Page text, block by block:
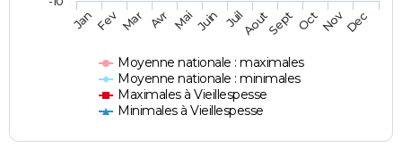
Moyenne nationale : maximales
Moyenne nationale : minimales
Maximales à Vieillespesse
Minimales à Vieillespesse
JanFev Mar Avr MaiJuin JuilAoutSept OctNovDec